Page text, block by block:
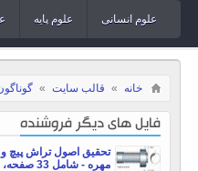
علوم انسانی علوم پایه
خانه » قالب سایت »
فایل های دیگر فروشنده
تحقیق اصول تراش پیچ و
مهره - شامل 33 صفحه،